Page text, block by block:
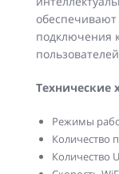
подключения
Технические
Режимы
Количество
Количество